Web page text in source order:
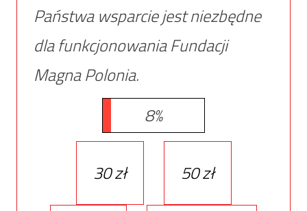
Państwa wsparcie jest niezbędne
dla funkcjonowania Fundacji
Magna Polonia.
8%
30 zł 50 zł